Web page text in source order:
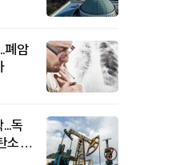
폐암
독
소 패